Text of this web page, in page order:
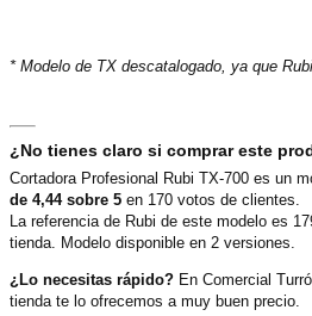
* Modelo de TX descatalogado, ya que
¿No tienes claro si comprar este
Cortadora Profesional Rubi TX-700 es un
de 4,44 sobre 5 en 170 votos de clientes.
La referencia de Rubi de este modelo es
tienda. Modelo disponible en 2 versiones.
¿Lo necesitas rápido? En Comercial
tienda te lo ofrecemos a muy buen precio.